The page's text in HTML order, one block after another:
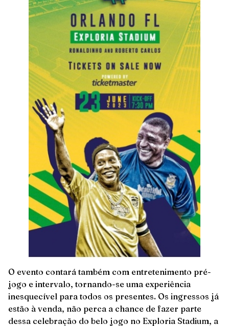
O evento contará também com entretenimento pré-
jogo e intervalo, tornando-se uma experiência
inesquecível para todos os presentes. Os ingressos já
estão à venda, não perca a chance de fazer parte
dessa celebração do belo jogo no Exploria Stadium, a